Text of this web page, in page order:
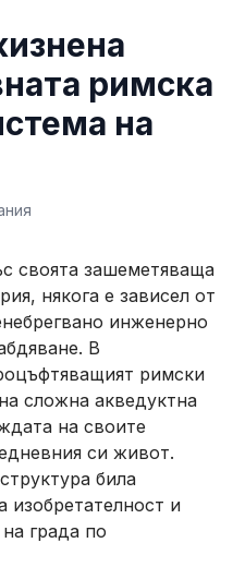
римска
на
своята зашеметяваща
някога е зависел от
инженерно
В
римски
сложна акведуктна
на своите
си живот.
била
изобретателност и
града по